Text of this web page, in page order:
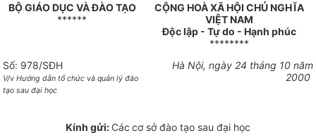
BỘ GIÁO DỤC VÀ ĐÀO TẠO
******
CỘNG HOÀ XÃ HỘI CHỦ NGHĨA
VIỆT NAM
Độc lập - Tự do - Hạnh phúc
********
Số: 978/SĐH
V/v Hướng dẫn tổ chức và quản lý đào
tạo sau đại học
Hà Nội, ngày 24 tháng 10 năm
2000
Kính gửi: Các cơ sở đào tạo sau đại học